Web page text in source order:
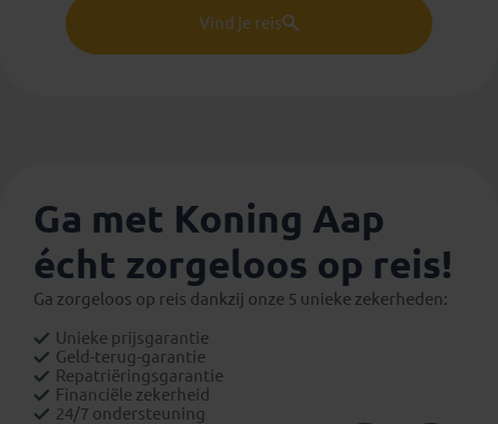
Vind je reis
Ga met Koning Aap
écht zorgeloos op reis!
Ga zorgeloos op reis dankzij onze 5 unieke zekerheden:
Unieke prijsgarantie
Geld-terug-garantie
Repatriëringsgarantie
Financiële zekerheid
24/7 ondersteuning